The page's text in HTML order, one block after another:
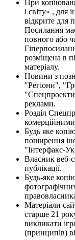
При
і світу» , для
відкрите для
Посилання
повного або
розміщена в
матеріалу.
Новини з
"Регіони",
реклами.
Розділ
Будь яке
поширення
"Інтерфакс-
Власник веб-
публікації.
Будь-яке
Матеріали
старше 21
викликати
(принципів)